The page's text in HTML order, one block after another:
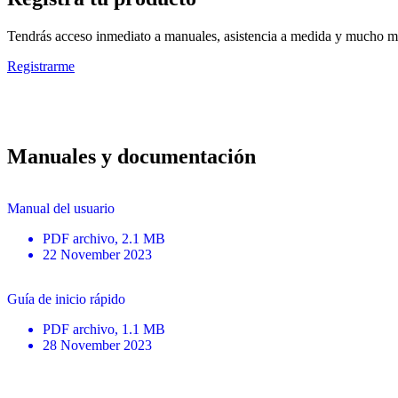
Tendrás acceso inmediato a manuales, asistencia a medida y mucho
Registrarme
Manuales y documentación
Manual del usuario
PDF archivo, 2.1 MB
22 November 2023
Guía de inicio rápido
PDF archivo, 1.1 MB
28 November 2023